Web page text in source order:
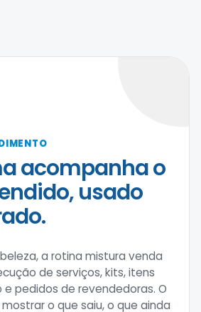
acompanha o
usado
a rotina mistura venda
de serviços, kits, itens
pedidos de revendedoras. O
o que saiu, o que ainda